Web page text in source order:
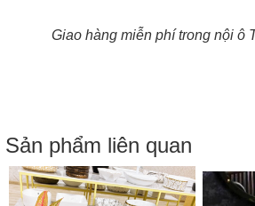
Giao hàng miễn phí trong nội ô
Sản phẩm liên quan